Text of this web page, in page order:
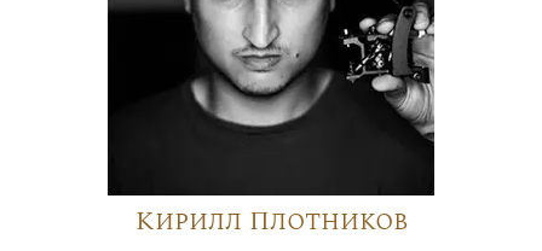
Кирилл Плотников